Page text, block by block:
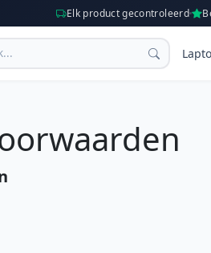
Elk product gecontroleerd